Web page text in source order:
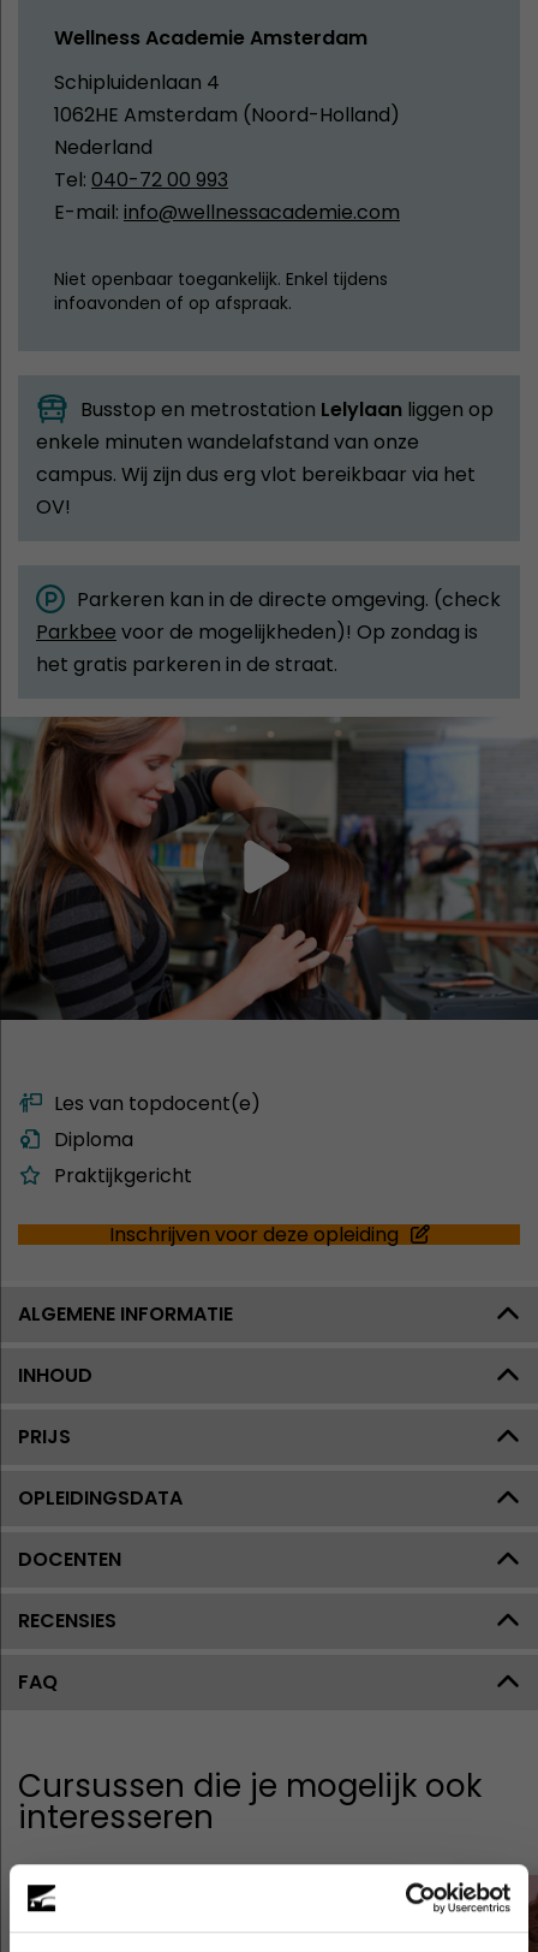
Wellness Academie Amsterdam
Schipluidenlaan 4
1062HE Amsterdam (Noord-Holland)
Nederland
Tel: 040-72 00 993
E-mail: info@wellnessacademie.com
Niet openbaar toegankelijk. Enkel tijdens
infoavonden of op afspraak.
Busstop en metrostation Lelylaan liggen op
enkele minuten wandelafstand van onze
campus. Wij zijn dus erg vlot bereikbaar via het
OV!
Parkeren kan in de directe omgeving. (check
Parkbee voor de mogelijkheden)! Op zondag is
het gratis parkeren in de straat.
Les van topdocent(e)
Diploma
Praktijkgericht
Inschrijven voor deze opleiding
ALGEMENE INFORMATIE
INHOUD
PRIJS
OPLEIDINGSDATA
DOCENTEN
RECENSIES
FAQ
Cursussen die je mogelijk ook
interesseren